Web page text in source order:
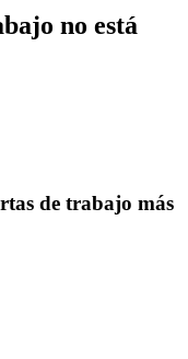
no está
de trabajo más